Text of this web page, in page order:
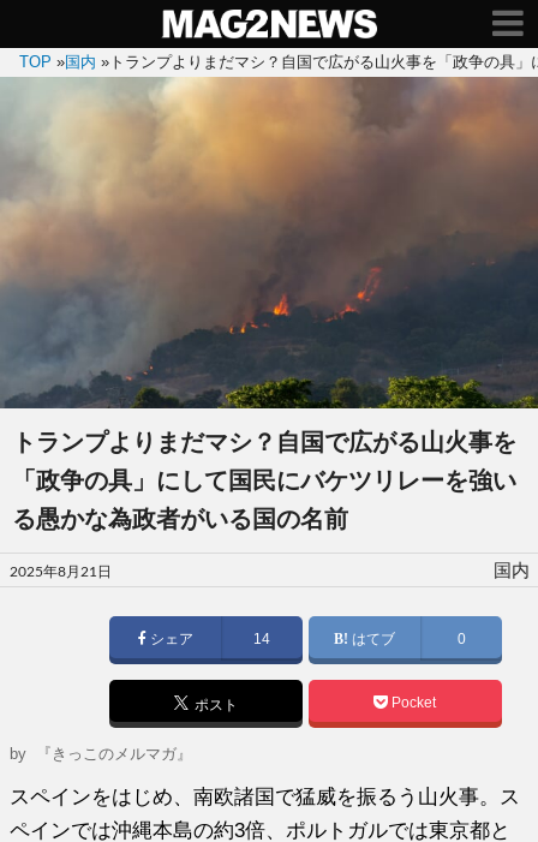
TOP »国内 » トランプよりまだマシ？自国で広がる山火事を「政争の具
トランプよりまだマシ？自国で広がる山火事を
「政争の具」にして国民にバケツリレーを強い
る愚かな為政者がいる国の名前
投
稿
2025年8月21日 国内
シェア 14 はてブ 0
ポスト Pocket
by 『きっこのメルマガ』
スペインをはじめ、南欧諸国で猛威を振るう山火事。ス
ペインでは沖縄本島の約3倍、ポルトガルでは東京都と